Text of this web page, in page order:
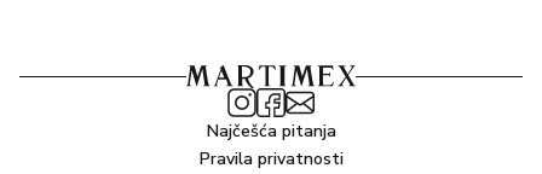
Najčešća pitanja
Pravila privatnosti